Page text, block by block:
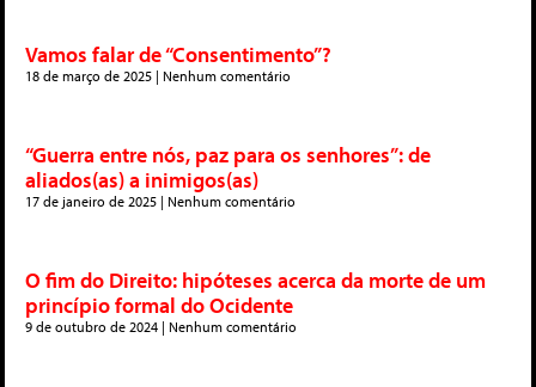
Vamos falar de “Consentimento”?
18 de março de 2025 Nenhum comentário
“Guerra entre nós, paz para os senhores”: de
aliados(as) a inimigos(as)
17 de janeiro de 2025 Nenhum comentário
O fim do Direito: hipóteses acerca da morte de um
princípio formal do Ocidente
9 de outubro de 2024 Nenhum comentário